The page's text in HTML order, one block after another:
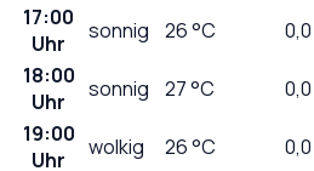
17:00
Uhr
sonnig 26°C 0,0
18:00
Uhr
sonnig 27°C 0,0
19:00
Uhr
wolkig 26°C 0,0